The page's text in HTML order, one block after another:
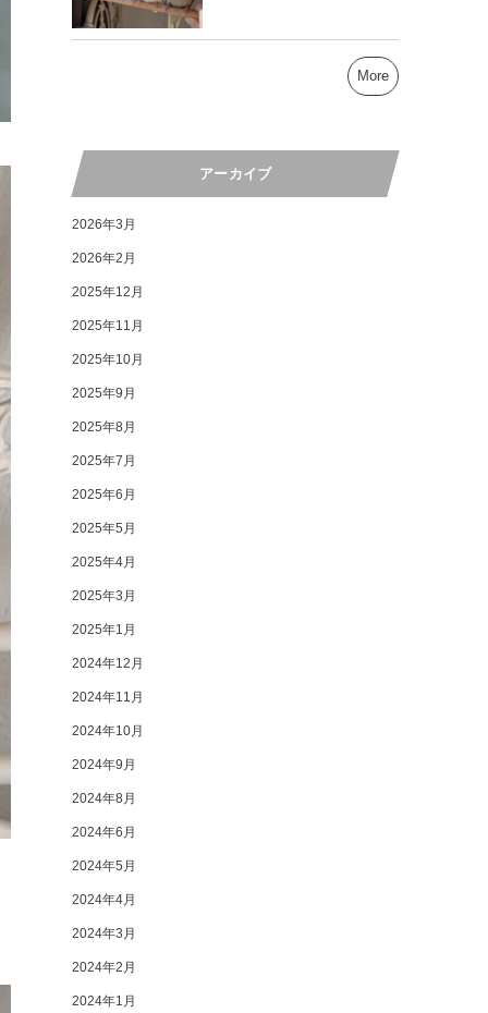
More
アーカイブ
2026年3月
2026年2月
2025年12月
2025年11月
2025年10月
2025年9月
2025年8月
2025年7月
2025年6月
2025年5月
2025年4月
2025年3月
2025年1月
2024年12月
2024年11月
2024年10月
2024年9月
2024年8月
2024年6月
2024年5月
2024年4月
2024年3月
2024年2月
2024年1月